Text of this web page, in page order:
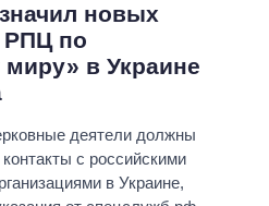
новых
РПЦ по
миру» в Украине
деятели должны
с российскими
в Украине,